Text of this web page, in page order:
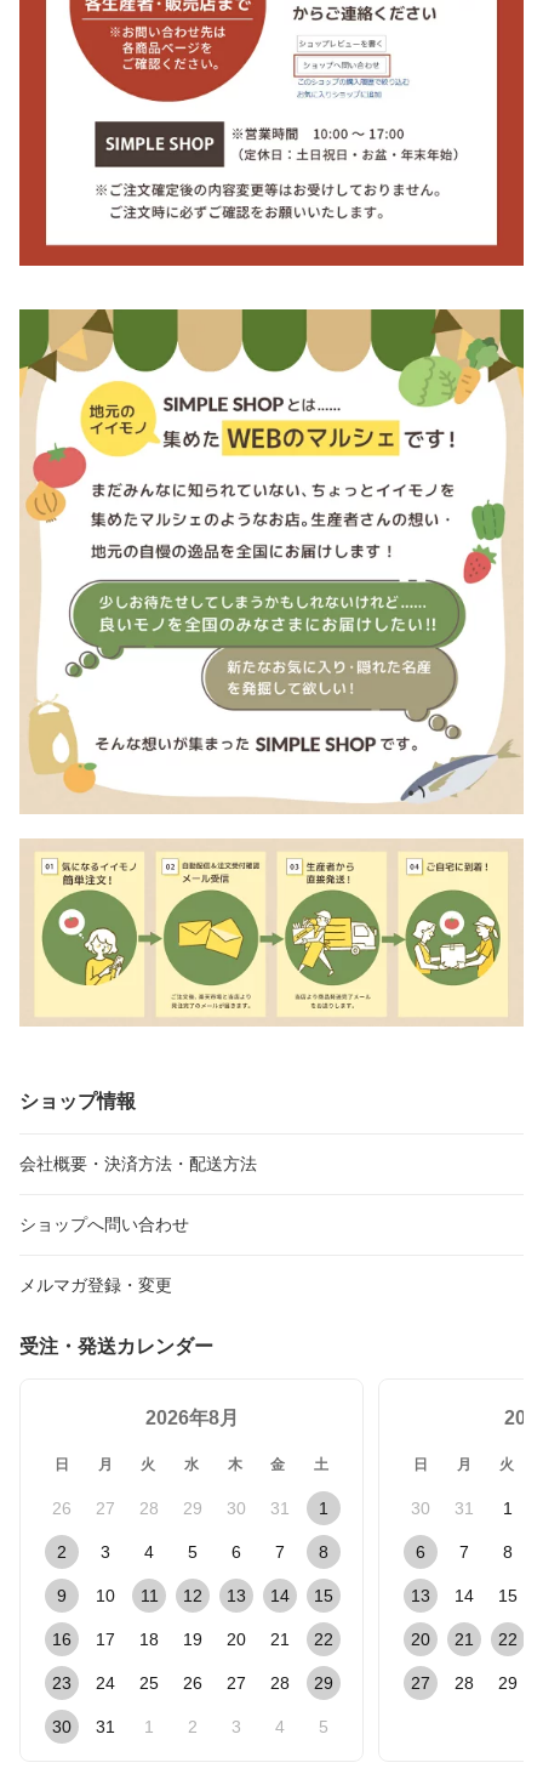
ショップ情報
会社概要・決済方法・配送方法
ショップへ問い合わせ
メルマガ登録・変更
受注・発送カレンダー
2026年8月
日 月 火 水 木 金 土
26 27 28 29 30 31 1
2 3 4 5 6 7 8
9 10 11 12 13 14 15
16 17 18 19 20 21 22
23 24 25 26 27 28 29
30 31 1 2 3 4 5
日 月 火
30 31 1
6 7 8
13 14 15
20 21 22
27 28 29